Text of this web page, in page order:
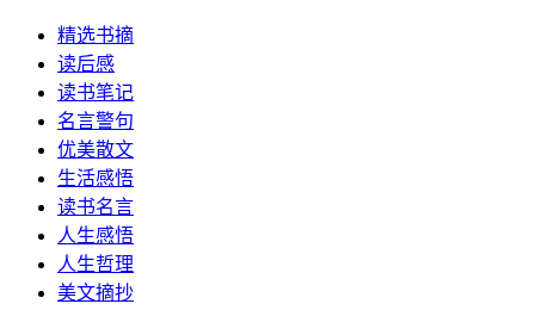
精选书摘
读后感
读书笔记
名言警句
优美散文
生活感悟
读书名言
人生感悟
人生哲理
美文摘抄